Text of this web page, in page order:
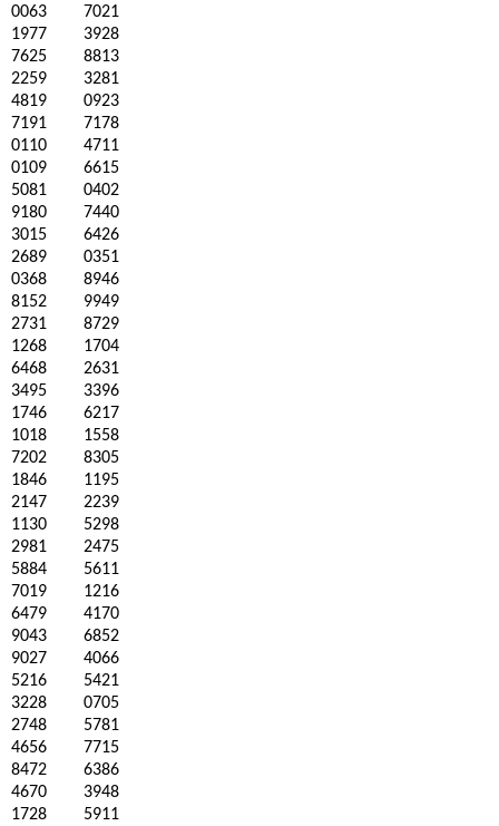
0063
7021
1977
3928
7625
8813
2259
3281
4819
0923
7191
7178
0110
4711
0109
6615
5081
0402
9180
7440
3015
6426
2689
0351
0368
8946
8152
9949
2731
8729
1268
1704
6468
2631
3495
3396
1746
6217
1018
1558
7202
8305
1846
1195
2147
2239
1130
5298
2981
2475
5884
5611
7019
1216
6479
4170
9043
6852
9027
4066
5216
5421
3228
0705
2748
5781
4656
7715
8472
6386
4670
3948
1728
5911